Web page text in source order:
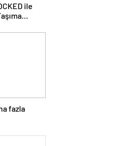
ile
fazla